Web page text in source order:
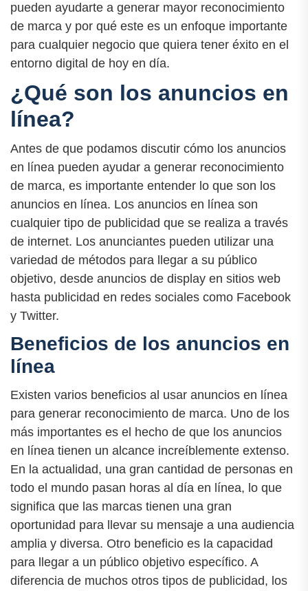
pueden ayudarte a generar mayor reconocimiento
de marca y por qué este es un enfoque importante
para cualquier negocio que quiera tener éxito en el
entorno digital de hoy en día.
¿Qué son los anuncios en
línea?
Antes de que podamos discutir cómo los anuncios
en línea pueden ayudar a generar reconocimiento
de marca, es importante entender lo que son los
anuncios en línea. Los anuncios en línea son
cualquier tipo de publicidad que se realiza a través
de internet. Los anunciantes pueden utilizar una
variedad de métodos para llegar a su público
objetivo, desde anuncios de display en sitios web
hasta publicidad en redes sociales como Facebook
y Twitter.
Beneficios de los anuncios en
línea
Existen varios beneficios al usar anuncios en línea
para generar reconocimiento de marca. Uno de los
más importantes es el hecho de que los anuncios
en línea tienen un alcance increíblemente extenso.
En la actualidad, una gran cantidad de personas en
todo el mundo pasan horas al día en línea, lo que
significa que las marcas tienen una gran
oportunidad para llevar su mensaje a una audiencia
amplia y diversa. Otro beneficio es la capacidad
para llegar a un público objetivo específico. A
diferencia de muchos otros tipos de publicidad, los